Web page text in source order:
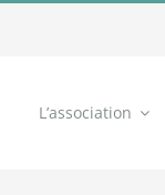
L’association